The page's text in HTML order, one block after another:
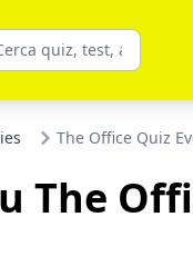
The Office Quiz
The